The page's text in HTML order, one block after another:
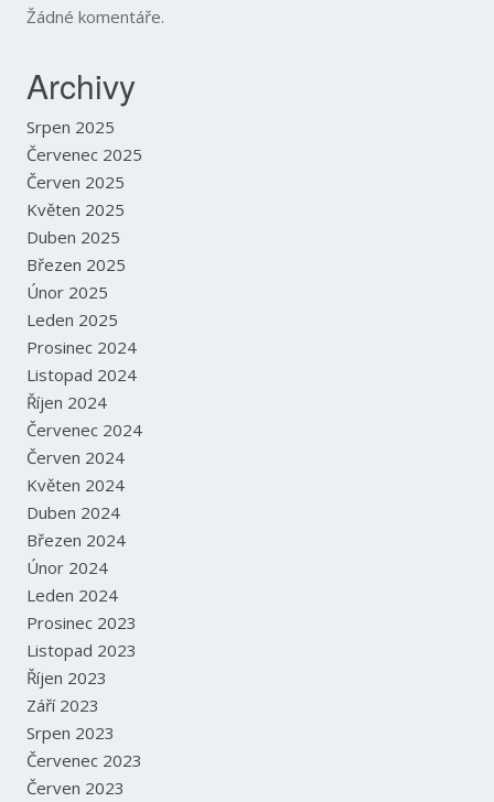
Žádné komentáře.
Archivy
Srpen 2025
Červenec 2025
Červen 2025
Květen 2025
Duben 2025
Březen 2025
Únor 2025
Leden 2025
Prosinec 2024
Listopad 2024
Říjen 2024
Červenec 2024
Červen 2024
Květen 2024
Duben 2024
Březen 2024
Únor 2024
Leden 2024
Prosinec 2023
Listopad 2023
Říjen 2023
Září 2023
Srpen 2023
Červenec 2023
Červen 2023